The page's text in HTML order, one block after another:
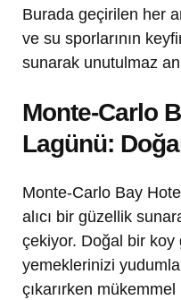
Burada geçirilen her
ve su sporlarının
sunarak unutulmaz
Monte-Carlo
Lagünü:
Monte-Carlo Bay
alıcı bir güzellik
çekiyor. Doğal bir
yemeklerinizi
çıkarırken